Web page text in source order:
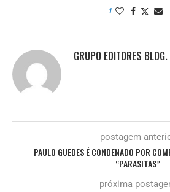
1
GRUPO EDITORES BLOG.
postagem
PAULO GUEDES É CONDENADO POR
“PARASITAS”
próxima